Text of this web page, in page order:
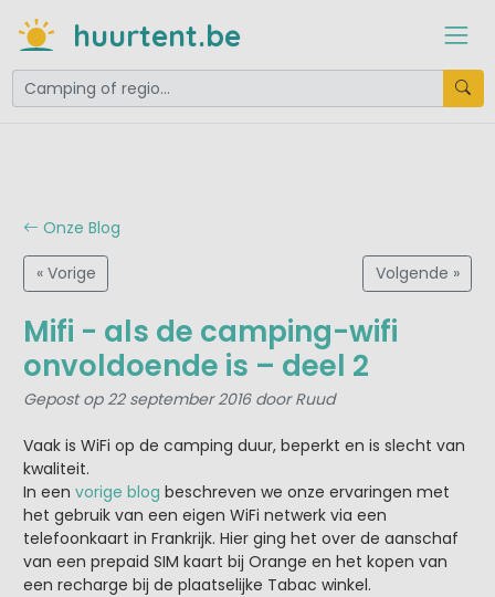
huurtent.be
Onze Blog
« Vorige Volgende »
Mifi - als de camping-wifi
onvoldoende is – deel 2
Gepost op 22 september 2016 door Ruud
Vaak is WiFi op de camping duur, beperkt en is slecht van
kwaliteit.
In een vorige blog beschreven we onze ervaringen met
het gebruik van een eigen WiFi netwerk via een
telefoonkaart in Frankrijk. Hier ging het over de aanschaf
van een prepaid SIM kaart bij Orange en het kopen van
een recharge bij de plaatselijke Tabac winkel.